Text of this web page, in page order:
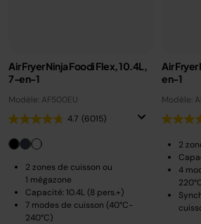
Air Fryer Ninja Foodi Flex, 10.4L,
7-en-1
Modèle: AF500EU
4.7 (6015)
2 zones de cuisson ou
1 mégazone
Capacité: 10.4L (8 pers.+)
7 modes de cuisson (40°C-
240°C)
Air Fryer
en-1
Modèle:
2
4